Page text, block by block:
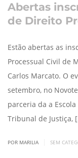
Abertas
de Direito
Estão abertas as
Processual Civil de
Carlos Marcato. O
setembro, no
parceria da a
Tribunal de Justiça,
POR MARILIA SEM